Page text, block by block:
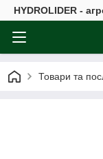
HYDROLIDER -
Товари та